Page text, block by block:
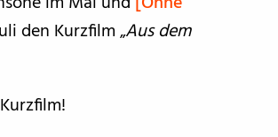
den Kurzfilm „Aus dem